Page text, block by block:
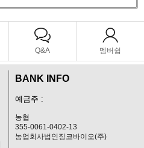
Q&A 멤버쉽
BANK INFO
예금주 :
농협
355-0061-0402-13
농업회사법인징코바이오(주)